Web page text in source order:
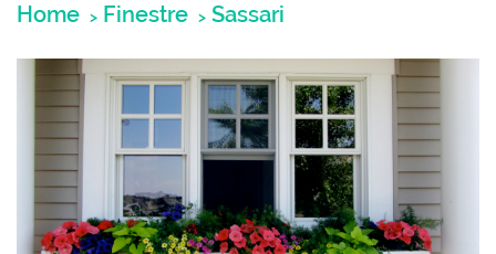
Home Finestre Sassari